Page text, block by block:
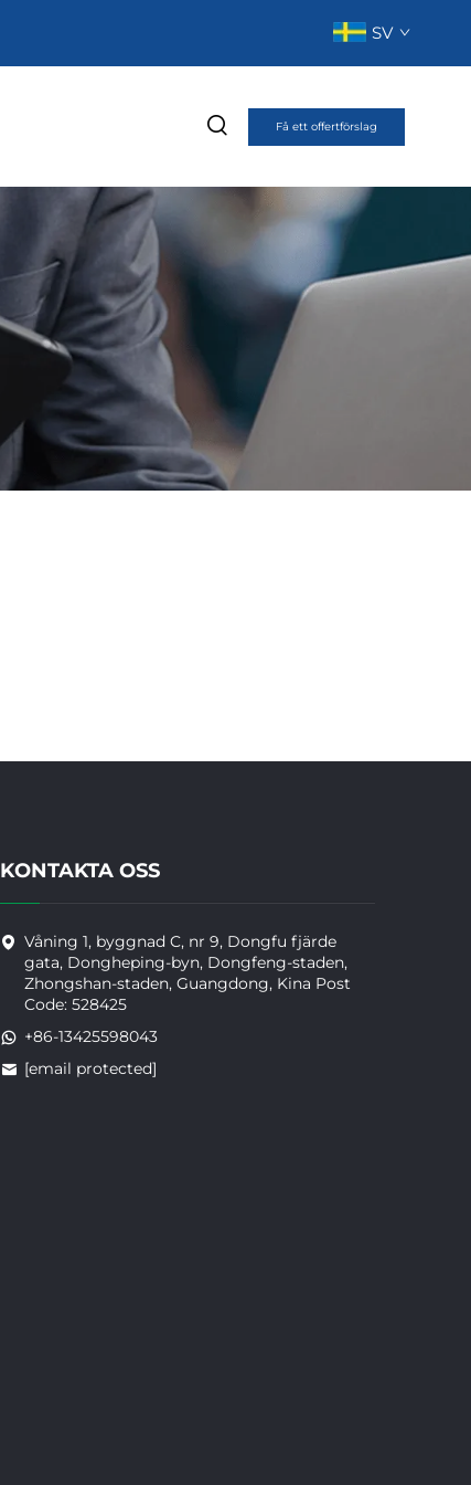
SV
Få ett offertförslag
KONTAKTA OSS
Våning 1, byggnad C, nr 9, Dongfu fjärde
gata, Dongheping-byn, Dongfeng-staden,
Zhongshan-staden, Guangdong, Kina Post
Code: 528425
+86-13425598043
[email protected]